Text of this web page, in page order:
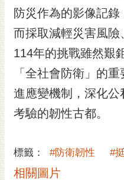
防災作為的影像記
而採取減輕災害風險
114年的挑戰雖然艱
「全社會防衛」的
進應變機制，深化公
考驗的韌性古都。
標籤： #防衛韌性 #
相關圖片